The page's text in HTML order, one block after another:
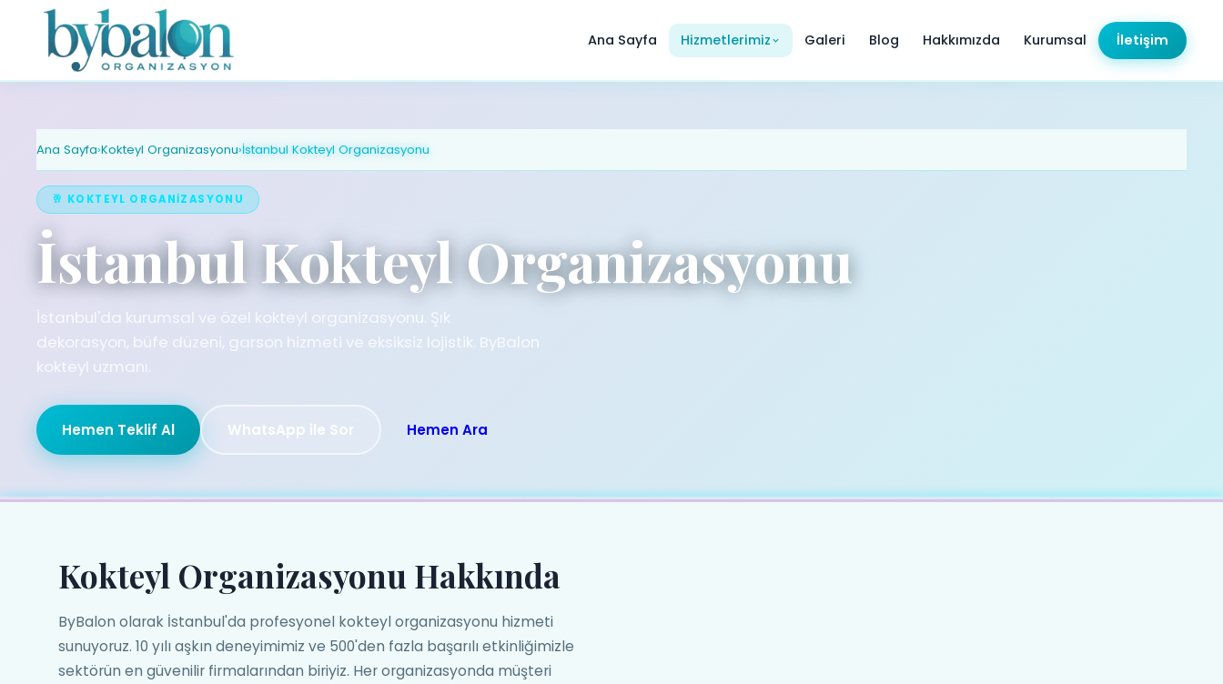
Ana Sayfa Hizmetlerimiz Galeri Blog Hakkımızda Kurumsal İletişim
Ana Sayfa›Kokteyl Organizasyonu›İstanbul Kokteyl Organizasyonu
🥂 KOKTEYL ORGANIZASYONU
İstanbul Kokteyl Organizasyonu
İstanbul'da kurumsal ve özel kokteyl organizasyonu. Şık
dekorasyon, büfe düzeni, garson hizmeti ve eksiksiz lojistik. ByBalon
kokteyl uzmanı.
Hemen Teklif Al WhatsApp ile Sor Hemen Ara
Kokteyl Organizasyonu Hakkında
ByBalon olarak İstanbul'da profesyonel kokteyl organizasyonu hizmeti
sunuyoruz. 10 yılı aşkın deneyimimiz ve 500'den fazla başarılı etkinliğimizle
sektörün en güvenilir firmalarından biriyiz. Her organizasyonda müşteri